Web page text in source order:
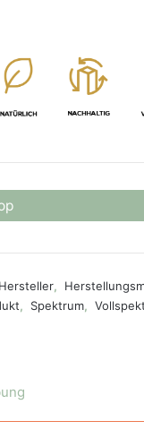
Hersteller,
, Spektrum,